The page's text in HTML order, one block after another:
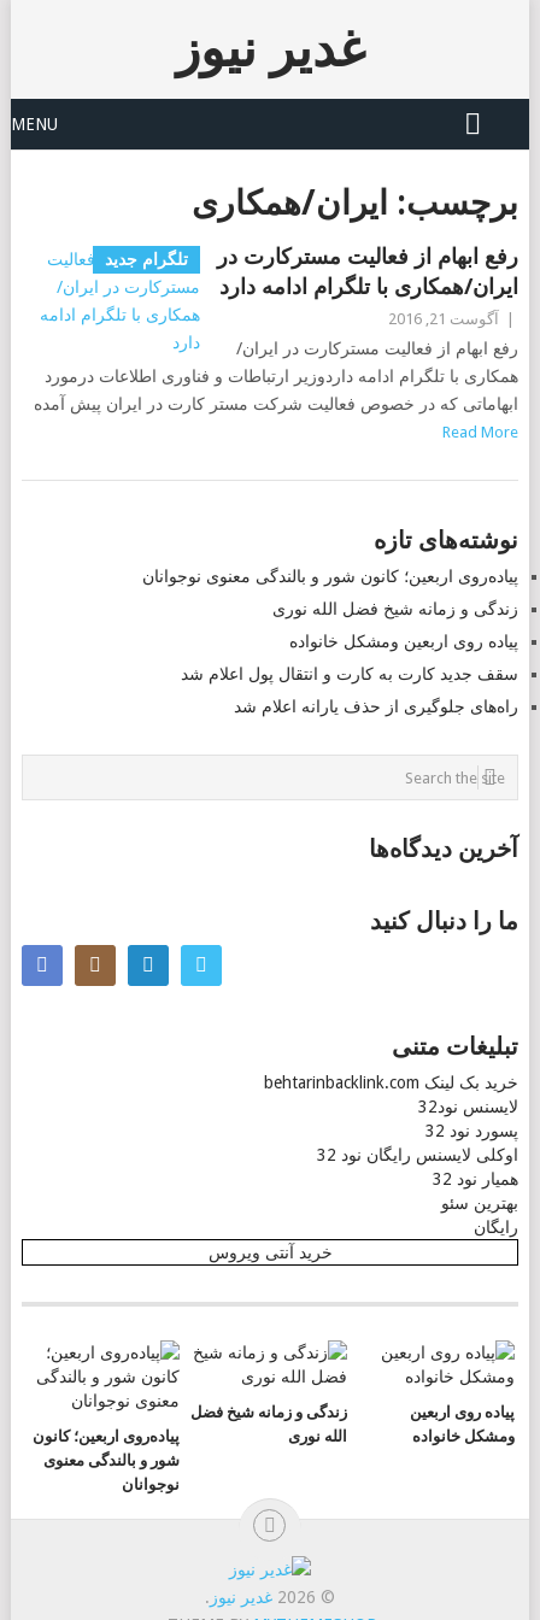
غدیر نیوز
MENU
برچسب: ایران/همکاری
تلگرام جدید
رفع ابهام از فعالیت مسترکارت در
ایران/همکاری با تلگرام ادامه دارد
آگوست 21, 2016
رفع ابهام از فعالیت مسترکارت در ایران/
همکاری با تلگرام ادامه داردوزیر ارتباطات و فناوری اطلاعات درمورد
ابهاماتی که در خصوص فعالیت شرکت مستر کارت در ایران پیش آمده
Read More
POSTS
NAVIGATION
نوشته‌های تازه
پیاده‌روی اربعین؛ کانون شور و بالندگی معنوی نوجوانان
زندگی و زمانه شیخ فضل الله نوری
پیاده روی اربعین ومشکل خانواده
سقف جدید کارت به کارت و انتقال پول اعلام شد
راه‌های جلوگیری از حذف یارانه اعلام شد
آخرین دیدگاه‌ها
ما را دنبال کنید
تبلیغات متنی
خرید بک لینک behtarinbacklink.com
لایسنس نود32
پسورد نود 32
اوکلی لایسنس رایگان نود 32
همیار نود 32
بهترین سئو
رایگان
خرید آنتی ویروس
پیاده‌روی اربعین؛ کانون
شور و بالندگی معنوی
نوجوانان
زندگی و زمانه شیخ فضل
الله نوری
پیاده روی اربعین
ومشکل خانواده
© 2026 غدیر نیوز .